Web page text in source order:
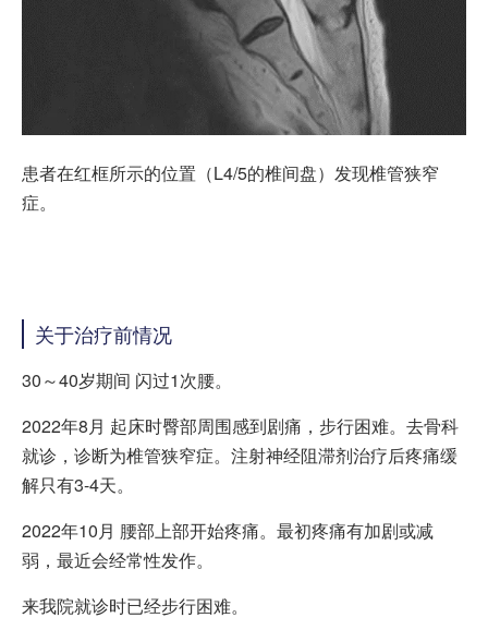
患者在红框所示的位置（L4/5的椎间盘）发现椎管狭窄
症。
关于治疗前情况
30～40岁期间 闪过1次腰。
2022年8月 起床时臀部周围感到剧痛，步行困难。去骨科
就诊，诊断为椎管狭窄症。注射神经阻滞剂治疗后疼痛缓
解只有3-4天。
2022年10月 腰部上部开始疼痛。最初疼痛有加剧或减
弱，最近会经常性发作。
来我院就诊时已经步行困难。